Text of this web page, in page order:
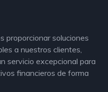
proporcionar soluciones
a nuestros clientes,
servicio excepcional para
financieros de forma